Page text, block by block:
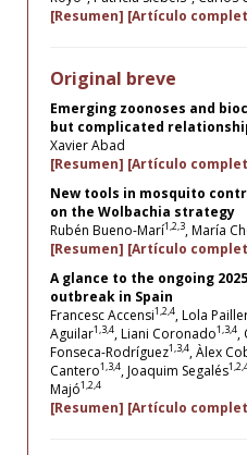
[Resumen] [Artículo
Original breve
Emerging zoonoses and
but complicated
Xavier Abad
[Resumen] [Artículo
New tools in mosquito
on the Wolbachia strategy
Rubén Bueno-Marí1,2,3, María
[Resumen] [Artículo
A glance to the ongoing
outbreak in Spain
Francesc Accensi1,2,4, Lola
Aguilar1,3,4, Liani Coronado1,3,4,
Fonseca-Rodríguez1,3,4, Àlex
Cantero1,3,4, Joaquim Segalés
Majó1,2,4
[Resumen] [Artículo